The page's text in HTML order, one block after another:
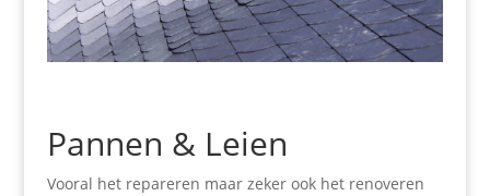
Pannen & Leien
Vooral het repareren maar zeker ook het renoveren